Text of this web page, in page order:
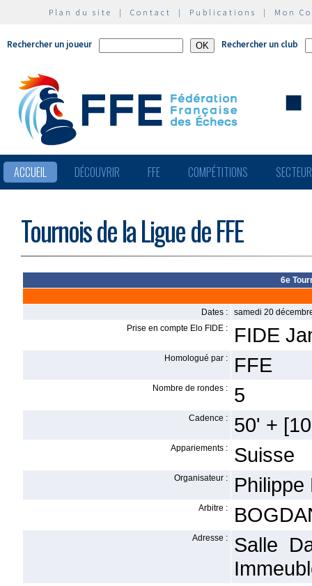
Plan du site | Contact | Publications | Mon
Rechercher un joueur Rechercher un club
ACCUEIL DÉCOUVRIR FFE COMPÉTITIONS
Tournois de la Ligue de FFE
6e
Dates :
samedi 20
Prise en compte Elo FIDE :
FIDE
Homologué par : FFE
Nombre de rondes : 5
Cadence : 50' +
Appariements : Suisse
Organisateur : Philippe
Arbitre :
Adresse :
Salle